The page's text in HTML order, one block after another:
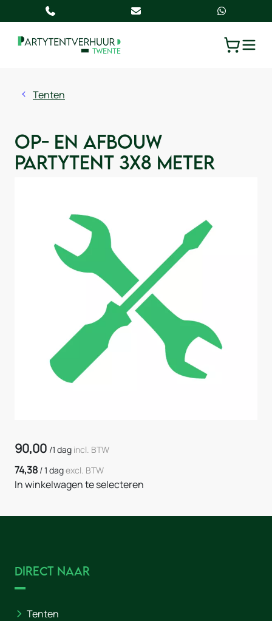
Tenten
Op- en afbouw
partytent 3x8 meter
90,00 /1 dag incl. BTW
74,38 /1 dagexcl. BTW
In winkelwagen te selecteren
Direct naar
Tenten